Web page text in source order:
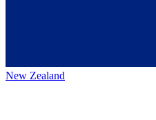
New Zealand